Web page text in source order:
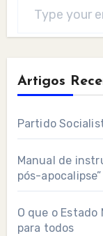
Artigos
Partido
Manual de
pós-apocalipse”
O que o
para todos